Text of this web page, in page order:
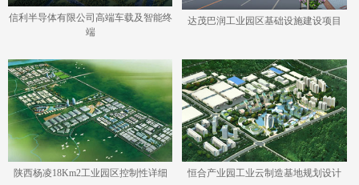
信利半导体有限公司高端车载及智能终
端
达茂巴润工业园区基础设施建设项目
陕西杨凌18Km2工业园区控制性详细 恒合产业园工业云制造基地规划设计